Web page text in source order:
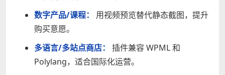
数字产品/课程：
用视频预览替代静态截图，提升
购买意愿。
多语言/多站点商店：
插件兼容 WPML 和
Polylang，适合国际化运营。